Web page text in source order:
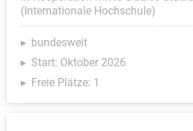
(Internationale Hochschule)
bundesweit
Start: Oktober 2026
Freie Plätze: 1